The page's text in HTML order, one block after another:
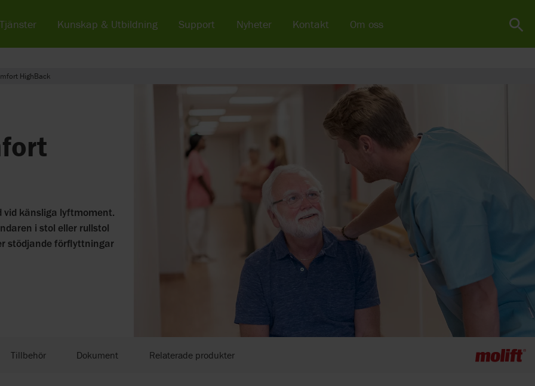
HighBack
vid känsliga lyftmoment.
i stol eller rullstol
stödjande förflyttningar
Tillbehör Dokument Relaterade produkter
Tjänster Kunskap & Utbildning Support Nyheter Kontakt Om oss